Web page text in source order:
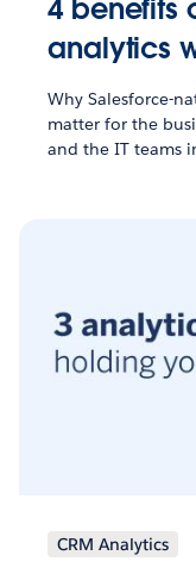
4 benefits
analytics
Why Salesforce-
matter for the
and the IT teams
CRM Analytics